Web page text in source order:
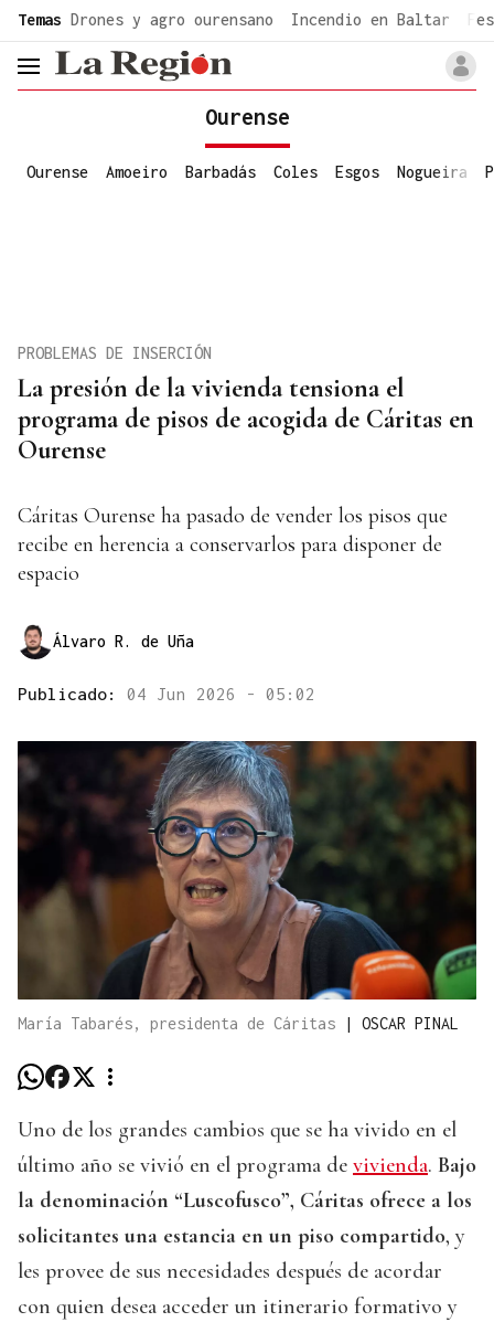
Temas Drones y agro ourensano Incendio en Baltar
header.menu.open
Ourense
Ourense Amoeiro Barbadás Coles Esgos Nogueira
La presión de la vivienda tensiona el
programa de pisos de acogida de Cáritas en
Ourense
PROBLEMAS DE INSERCIÓN
Cáritas Ourense ha pasado de vender los pisos que
recibe en herencia a conservarlos para disponer de
espacio
Álvaro R. de Uña
Publicado: 04 Jun 2026 - 05:02
María Tabarés, presidenta de Cáritas | OSCAR PINAL
Uno de los grandes cambios que se ha vivido en el
último año se vivió en el programa de vivienda. Bajo
la denominación “Luscofusco”, Cáritas ofrece a los
solicitantes una estancia en un piso compartido, y
les provee de sus necesidades después de acordar
con quien desea acceder un itinerario formativo y